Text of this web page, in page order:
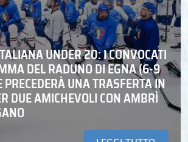
UNDER 20: I CONVOCATI
DEL RADUNO DI EGNA (6-9
PRECEDERÀ UNA TRASFERTA IN
DUE AMICHEVOLI CON AMBRÌ